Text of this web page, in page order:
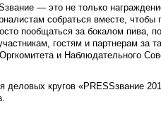
— это не только
собраться вместе, чтобы
пообщаться за бокалом пива,
гостям и партнерам за
и Наблюдательного
деловых кругов «PRESSзвание